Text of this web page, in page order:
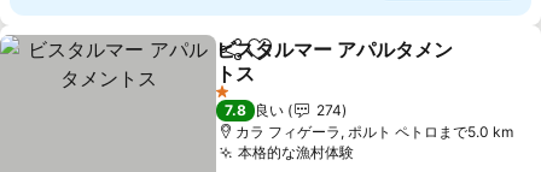
シェアお気に入りに追加
ビスタルマー アパルタメン
トス
1 ホテルのランク
7.8 良い
274
カラ フィゲーラ, ポルト ペトロまで5.0 km
本格的な漁村体験